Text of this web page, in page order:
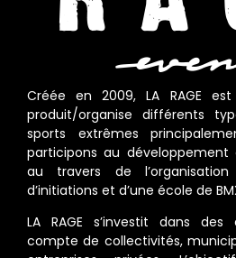
Créée en 2009, LA RAGE
produit/organise différents
sports extrêmes
participons au développement
au travers de
d’initiations et d’une école de
LA RAGE s’investit dans
compte de collectivités,